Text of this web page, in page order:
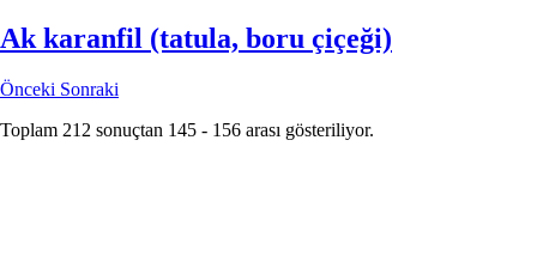
Ak karanfil (tatula, boru çiçeği)
Önceki Sonraki
Toplam 212 sonuçtan 145 - 156 arası gösteriliyor.